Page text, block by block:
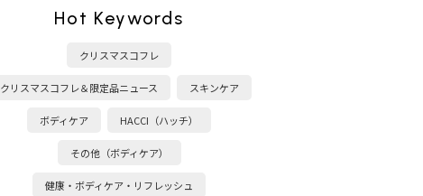
Hot Keywords
クリスマスコフレ
クリスマスコフレ＆限定品ニュース スキンケア
ボディケア HACCI（ハッチ）
その他（ボディケア）
健康・ボディケア・リフレッシュ